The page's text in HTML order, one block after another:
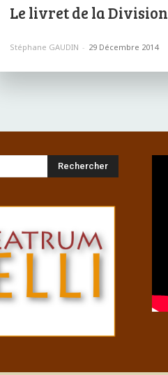
Le livret de la Division
Stéphane GAUDIN - 29 Décembre 2014
Rechercher